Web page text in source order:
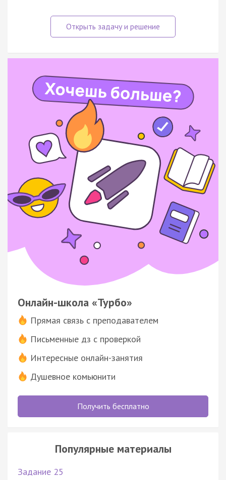
Онлайн-школа «Турбо»
Прямая связь с преподавателем
Письменные дз с проверкой
Интересные онлайн-занятия
Душевное комьюнити
Получить бесплатно
Популярные материалы
Задание 25